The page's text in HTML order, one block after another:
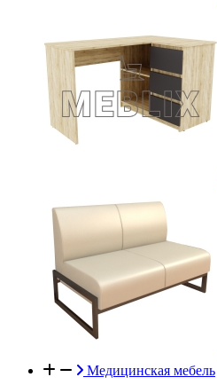
Медицинская мебель